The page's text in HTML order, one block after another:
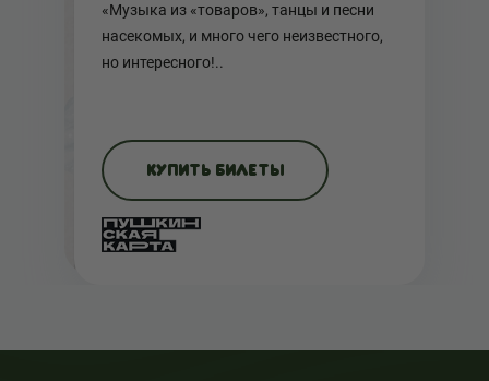
«Музыка из «товаров», танцы и песни
насекомых, и много чего неизвестного,
но интересного!..
КУПИТЬ БИЛЕТЫ